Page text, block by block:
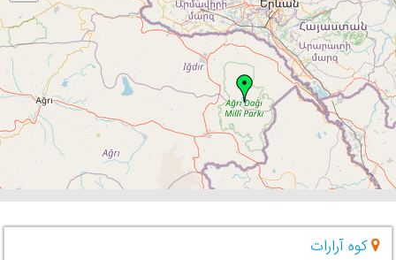
کوه آرارات